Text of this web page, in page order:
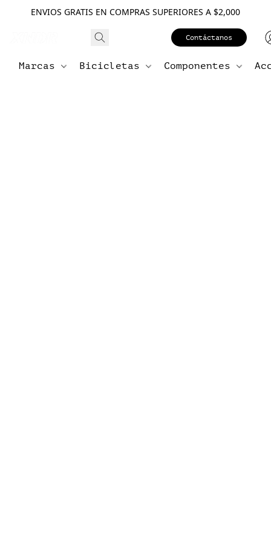
ENVIOS GRATIS EN COMPRAS SUPERIORES A $2,000
Contáctanos
Marcas Bicicletas Componentes